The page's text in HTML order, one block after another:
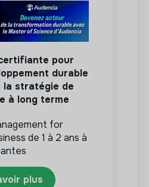
pour
durable
stratégie de
à long terme
for
de 1 à 2 ans à
plus